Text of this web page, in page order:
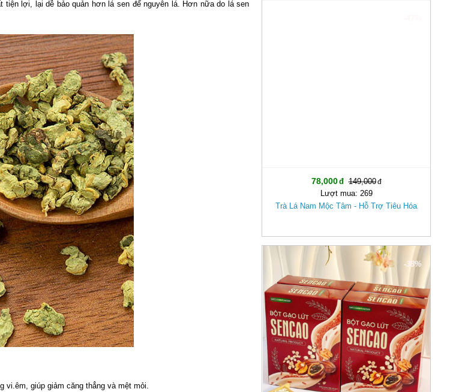
lợi, lại dễ bảo quản hơn lá sen để nguyên lá. Hơn nữa do lá sen
vi.êm, giúp giảm căng thẳng và mệt mỏi.
78,000
149,000
Lượt mua: 269
Trà Lá Nam Mộc Tâm - Hỗ Trợ Tiêu Hóa
-38%